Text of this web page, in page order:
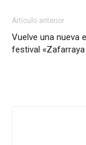
Artículo anterior
Vuelve una nueva
festival «Zafarraya